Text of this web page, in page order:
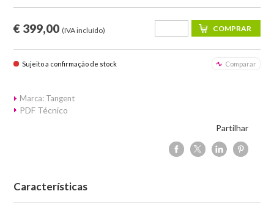
€ 399,00 (IVA incluído)
Sujeito a confirmação de stock Comparar
Marca: Tangent
PDF Técnico
Partilhar
Características